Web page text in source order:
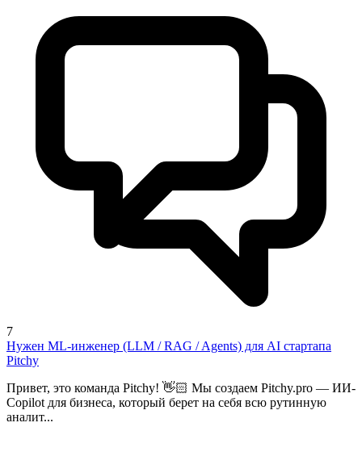
7
Нужен ML-инженер (LLM / RAG / Agents) для AI стартапа
Pitchy
Привет, это команда Pitchy! 👋🏻 Мы создаем Pitchy.pro — ИИ-
Copilot для бизнеса, который берет на себя всю рутинную
аналит...